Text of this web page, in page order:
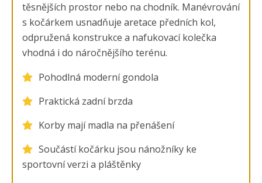
těsnějších prostor nebo na chodník. Manévrování
s kočárkem usnadňuje aretace předních kol,
odpružená konstrukce a nafukovací kolečka
vhodná i do náročnějšího terénu.
Pohodlná moderní gondola
Praktická zadní brzda
Korby mají madla na přenášení
Součástí kočárku jsou nánožníky ke
sportovní verzi a pláštěnky